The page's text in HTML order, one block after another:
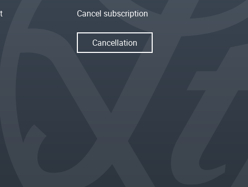
Cancel subscription
Cancellation